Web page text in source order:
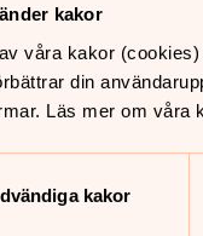
kakor
våra kakor
din
Läs mer om våra
kakor
torsdagen den 3